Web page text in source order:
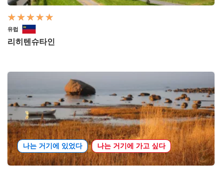
유럽
리히텐슈타인
나는 거기에 있었다 나는 거기에 가고 싶다